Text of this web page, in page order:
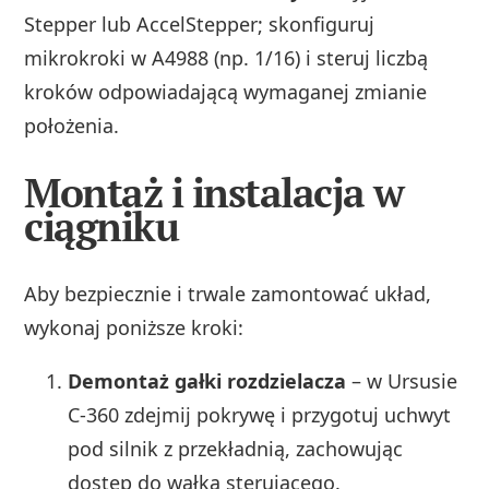
Stepper lub AccelStepper; skonfiguruj
mikrokroki w A4988 (np. 1/16) i steruj liczbą
kroków odpowiadającą wymaganej zmianie
położenia.
Montaż i instalacja w
ciągniku
Aby bezpiecznie i trwale zamontować układ,
wykonaj poniższe kroki:
Demontaż gałki rozdzielacza – w Ursusie
C‑360 zdejmij pokrywę i przygotuj uchwyt
pod silnik z przekładnią, zachowując
dostęp do wałka sterującego.